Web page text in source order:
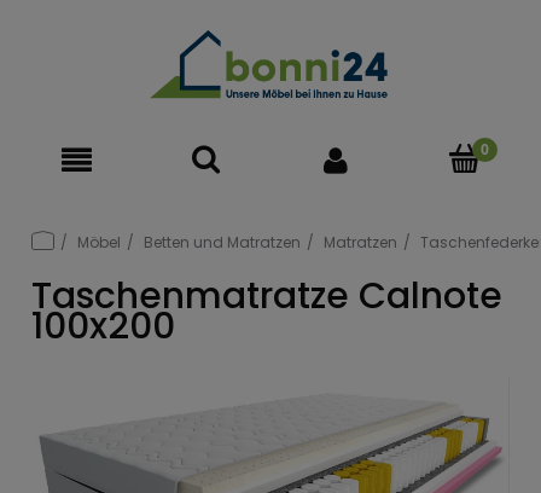
Möbel Betten und Matratzen Matratzen
Taschenmatratze Calnote
100x200